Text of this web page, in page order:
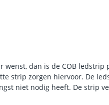
dan is de COB ledstrip
strip zorgen hiervoor. De
niet nodig heeft. De strip